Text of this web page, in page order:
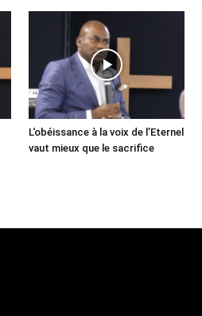
L‘obéissance à la voix de l’Eternel
vaut mieux que le sacrifice